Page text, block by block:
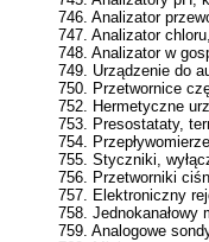
746. Analizator
747. Analizator
748. Analizator w
749. Urządzenie do
750. Przetwornice
752. Hermetyczne
753. Presostataty,
754.
755. Styczniki,
756. Przetworniki
757. Elektroniczny
758.
759. Analogowe